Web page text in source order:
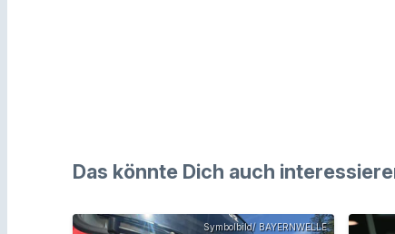
Das könnte Dich auch
Symbolbild/ BAYERNWELLE